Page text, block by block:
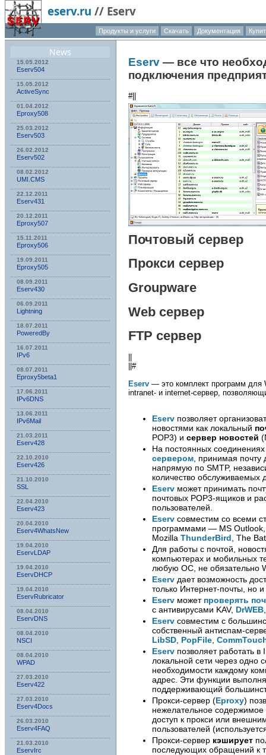
eserv.ru // Eserv
Продукты и услуги Скачать Документация
News
15.05.2012
Eserv504
15.05.2012
ActiveSync
01.04.2012
Eproxy508
25.03.2012
Eserv503
26.02.2012
Eserv502
08.02.2012
UMI.CMS
22.12.2011
Eserv431
20.12.2011
Eproxy507
15.11.2011
Eproxy506
19.09.2011
Eproxy505
08.09.2011
Eserv430
06.09.2011
Lightning
18.07.2011
PoweredBy
16.07.2011
IPv6
08.07.2011
Eproxy5beta1
17.06.2011
IPv6DNS
13.06.2011
IPv6Mail
21.03.2011
Eserv428
22.10.2010
Eserv426
21.10.2010
SSL
22.04.2010
Eserv423
20.04.2010
Eserv4WhatsNew
19.04.2010
EservLDAP
19.04.2010
EservDHCP
19.04.2010
EservRubricator
08.04.2010
EservDNS
08.04.2010
NSСI
08.04.2010
WPAD
27.03.2010
Eserv422
27.03.2010
Eserv4Docs
26.03.2010
Eserv4FAQ
21.03.2010
EservIrc
Eserv — все что
подключения
#||
Почтовый сервер
Прокси сервер
Groupware
Web сервер
FTP сервер
||
||#
Eserv — это комплект программ
intranet- и internet-сервер,
Eserv позволяет
новостями как локальный
POP3) и сервер новостей
На постоянных
сервером , принимая
напрямую по SMTP,
количество обслуживаемых
Eserv может принимать
почтовых POP3-ящиков и
пользователей.
Eserv совместим со всеми
программами — MS
Mozilla ThunderBird , The
Для работы с почтой,
компьютерах и мобильных
любую ОС, не обязательно
Eserv дает возможность
только Интернет-почты, но
Eserv может проверять
с антивирусами KAV, DrWEB
Eserv совместим с
собственный антиспам-
LibSD PopFile
Eserv позволяет работать
локальной сети через одно
необходимости каждому
адрес. Эти функции
поддерживающий
Прокси-сервер (Eproxy)
нежелательное содержимое
доступ к прокси или
пользователей
Прокси-сервер кэширует
последующих обращений к